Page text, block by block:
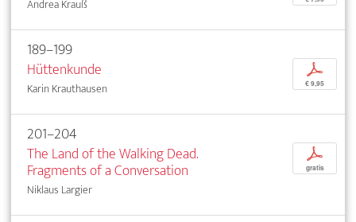
Andrea Krauß
189–199
Hüttenkunde
Karin Krauthausen
p
€ 9,95
201–204
The Land of the Walking Dead.
Fragments of a Conversation
Niklaus Largier
p
gratis